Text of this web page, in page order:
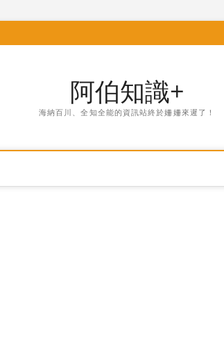
阿伯知識+
海納百川、全知全能的資訊站終於姍姍來遲了！